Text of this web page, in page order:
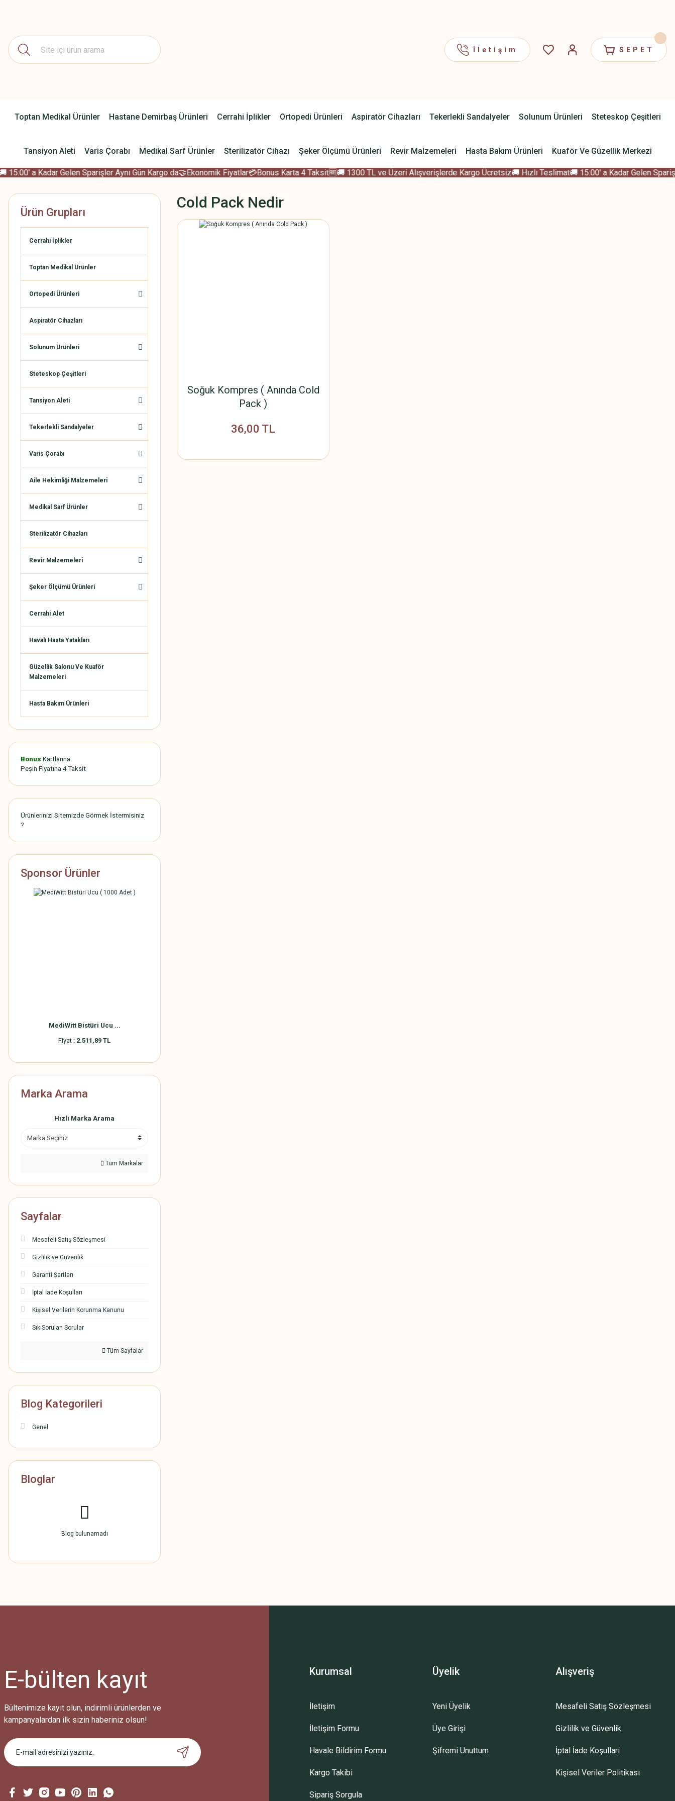
İletişim SEPET
Toptan Medikal Ürünler Hastane Demirbaş Ürünleri Cerrahi İplikler Ortopedi Ürünleri Aspiratör Cihazları Tekerlekli Sandalyeler Solunum Ürünleri Steteskop Çeşitleri
Tansiyon Aleti Varis Çorabı Medikal Sarf Ürünler Sterilizatör Cihazı Şeker Ölçümü Ürünleri Revir Malzemeleri Hasta Bakım Ürünleri Kuaför Ve Güzellik Merkezi
a Kadar Gelen Sparişler Aynı Gün Kargo da 🤝Ekonomik Fiyatlar💳Bonus Karta 4 Taksit🆓🚚 1300 TL ve Üzeri Alışverişlerde Kargo Ücretsiz🚚 Hızlı Teslimat🚚 15:00' a Kadar Gelen Sparişler
Ürün Grupları
Cerrahi İplikler
Toptan Medikal Ürünler
Ortopedi Ürünleri
Aspiratör Cihazları
Solunum Ürünleri
Steteskop Çeşitleri
Tansiyon Aleti
Tekerlekli Sandalyeler
Varis Çorabı
Aile Hekimliği Malzemeleri
Medikal Sarf Ürünler
Sterilizatör Cihazları
Revir Malzemeleri
Şeker Ölçümü Ürünleri
Cerrahi Alet
Havalı Hasta Yatakları
Güzellik Salonu Ve Kuaför
Malzemeleri
Hasta Bakım Ürünleri
Bonus Kartlarına
Peşin Fiyatına 4 Taksit
Ürünlerinizi Sitemizde Görmek İstermisiniz
?
Sponsor Ürünler
MediWitt Bistüri Ucu ...
Fiyat : 2.511,89 TL
Marka Arama
Hızlı Marka Arama
Tüm Markalar
Sayfalar
Mesafeli Satış Sözleşmesi
Gizlilik ve Güvenlik
Garanti Şartları
İptal İade Koşulları
Kişisel Verilerin Korunma Kanunu
Sık Sorulan Sorular
Tüm Sayfalar
Blog Kategorileri
Genel
Bloglar
Blog bulunamadı
Cold Pack Nedir
Soğuk Kompres ( Anında Cold
Pack )
36,00 TL
E-bülten kayıt
Bültenimize kayıt olun, indirimli ürünlerden ve
kampanyalardan ilk sizin haberiniz olsun!
Kurumsal
İletişim
İletişim Formu
Havale Bildirim Formu
Kargo Takibi
Sipariş Sorgula
Üyelik
Yeni Üyelik
Üye Girişi
Şifremi Unuttum
Alışveriş
Mesafeli Satış Sözleşmesi
Gizlilik ve Güvenlik
İptal İade Koşullari
Kişisel Veriler Politikası